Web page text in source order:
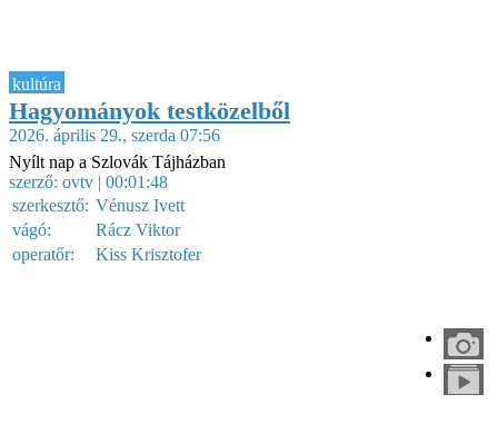
kultúra
Hagyományok testközelből
2026. április 29., szerda 07:56
Nyílt nap a Szlovák Tájházban
szerző: ovtv | 00:01:48
szerkesztő: Vénusz Ivett
vágó:
Rácz Viktor
operatőr:
Kiss Krisztofer